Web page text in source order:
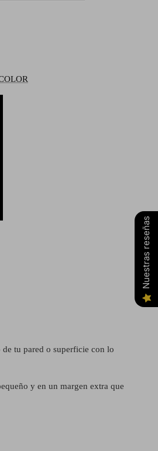
tu pared o superficie con lo
y en un margen extra que
Nuestras reseñas